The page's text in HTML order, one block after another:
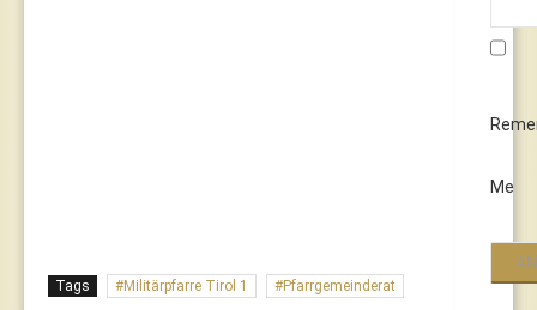
Me
Tags Militärpfarre Tirol 1 Pfarrgemeinderat